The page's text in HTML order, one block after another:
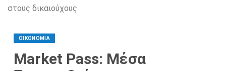
στους δικαιούχους
ΟΙΚΟΝΟΜΙΑ
Market Pass: Μέσα